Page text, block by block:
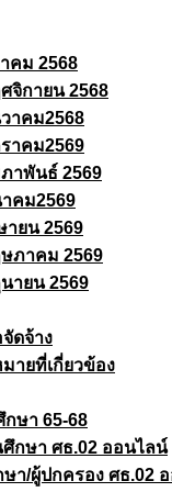
คม 2568
จิกายน 2568
าคม2568
าคม2569
าพันธ์ 2569
คม2569
ายน 2569
ภาคม 2569
ายน 2569
ดจ้าง
ายที่เกี่ยวข้อง
ษา 65-68
กษา ศธ.02 ออนไลน์
า/ผู้ปกครอง ศธ.02